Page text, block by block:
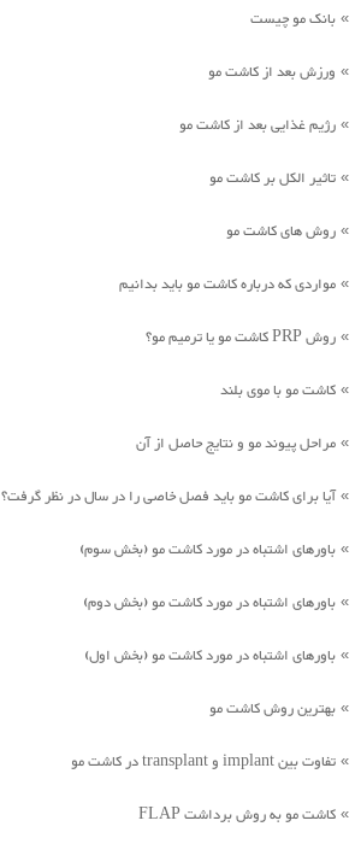
» بانک مو چیست
» ورزش بعد از کاشت مو
» رژیم غذایی بعد از کاشت مو
» تاثیر الکل بر کاشت مو
» روش های کاشت مو
» مواردی که درباره کاشت مو باید بدانیم
» روش PRP کاشت مو یا ترمیم مو؟
» کاشت مو با موی بلند
» مراحل پیوند مو و نتایج حاصل از آن
»آیا برای کاشت مو باید فصل خاصی را در سال در نظر گرفت؟
» باورهای اشتباه در مورد کاشت مو (بخش سوم)
» باورهای اشتباه در مورد کاشت مو (بخش دوم)
» باورهای اشتباه در مورد کاشت مو (بخش اول)
» بهترین روش کاشت مو
» تفاوت بین implant و transplant در کاشت مو
» کاشت مو به روش برداشت FLAP